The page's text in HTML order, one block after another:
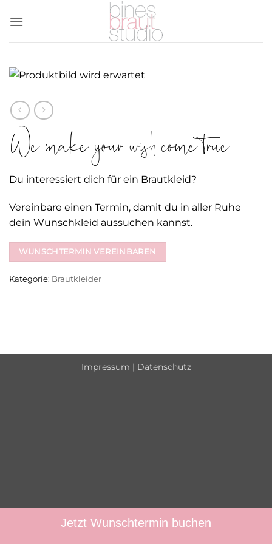
Inhalt
We make your wish come true
Du interessiert dich für ein Brautkleid?
Vereinbare einen Termin, damit du in aller Ruhe
dein Wunschkleid aussuchen kannst.
WUNSCHTERMIN VEREINBAREN
Kategorie: Brautkleider
Impressum | Datenschutz
Jetzt Wunschtermin buchen